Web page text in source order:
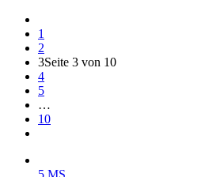
1
2
3Seite 3 von 10
4
5
…
10
5 MS